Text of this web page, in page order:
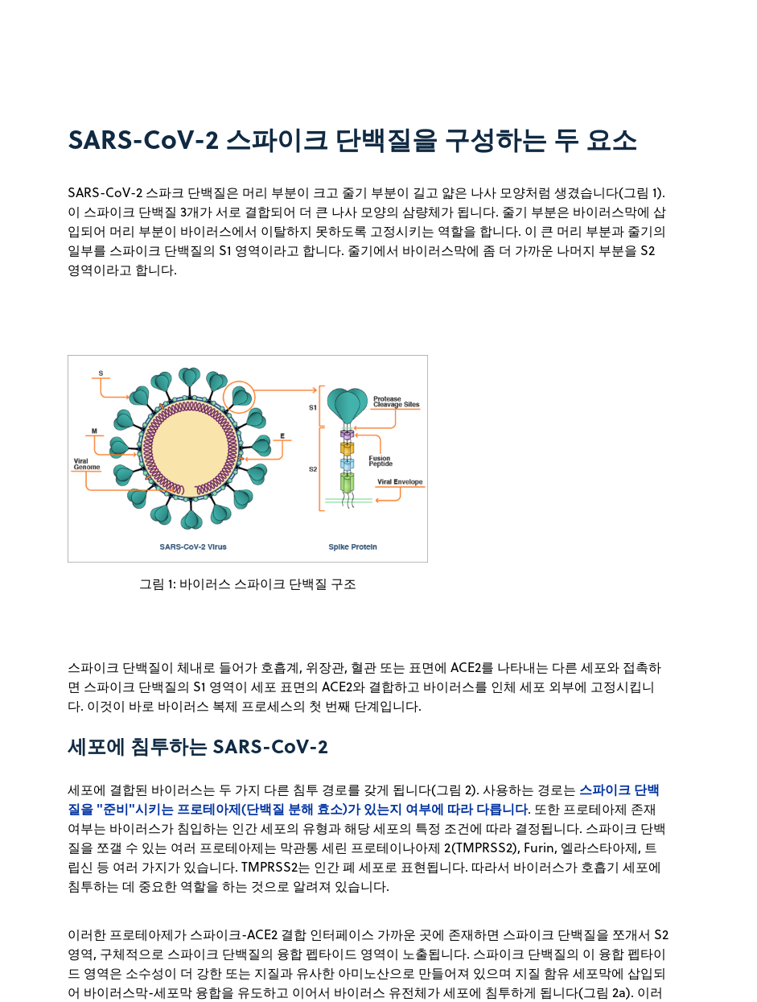
SARS-CoV-2 스파이크 단백질을 구성하는 두 요소
SARS-CoV-2 스파크 단백질은 머리 부분이 크고 줄기 부분이 길고 얇은 나사 모양처럼 생겼습니다(그림 1).
이 스파이크 단백질 3개가 서로 결합되어 더 큰 나사 모양의 삼량체가 됩니다. 줄기 부분은 바이러스막에 삽
입되어 머리 부분이 바이러스에서 이탈하지 못하도록 고정시키는 역할을 합니다. 이 큰 머리 부분과 줄기의
일부를 스파이크 단백질의 S1 영역이라고 합니다. 줄기에서 바이러스막에 좀 더 가까운 나머지 부분을 S2
영역이라고 합니다.
그림 1: 바이러스 스파이크 단백질 구조
스파이크 단백질이 체내로 들어가 호흡계, 위장관, 혈관 또는 표면에 ACE2를 나타내는 다른 세포와 접촉하
면 스파이크 단백질의 S1 영역이 세포 표면의 ACE2와 결합하고 바이러스를 인체 세포 외부에 고정시킵니
다. 이것이 바로 바이러스 복제 프로세스의 첫 번째 단계입니다.
세포에 침투하는 SARS-CoV-2
세포에 결합된 바이러스는 두 가지 다른 침투 경로를 갖게 됩니다(그림 2). 사용하는 경로는 스파이크 단백
질을 "준비"시키는 프로테아제(단백질 분해 효소)가 있는지 여부에 따라 다릅니다. 또한 프로테아제 존재
여부는 바이러스가 침입하는 인간 세포의 유형과 해당 세포의 특정 조건에 따라 결정됩니다. 스파이크 단백
질을 쪼갤 수 있는 여러 프로테아제는 막관통 세린 프로테이나아제 2(TMPRSS2), Furin, 엘라스타아제, 트
립신 등 여러 가지가 있습니다. TMPRSS2는 인간 폐 세포로 표현됩니다. 따라서 바이러스가 호흡기 세포에
침투하는 데 중요한 역할을 하는 것으로 알려져 있습니다.
이러한 프로테아제가 스파이크-ACE2 결합 인터페이스 가까운 곳에 존재하면 스파이크 단백질을 쪼개서 S2
영역, 구체적으로 스파이크 단백질의 융합 펩타이드 영역이 노출됩니다. 스파이크 단백질의 이 융합 펩타이
드 영역은 소수성이 더 강한 또는 지질과 유사한 아미노산으로 만들어져 있으며 지질 함유 세포막에 삽입되
어 바이러스막-세포막 융합을 유도하고 이어서 바이러스 유전체가 세포에 침투하게 됩니다(그림 2a). 이러